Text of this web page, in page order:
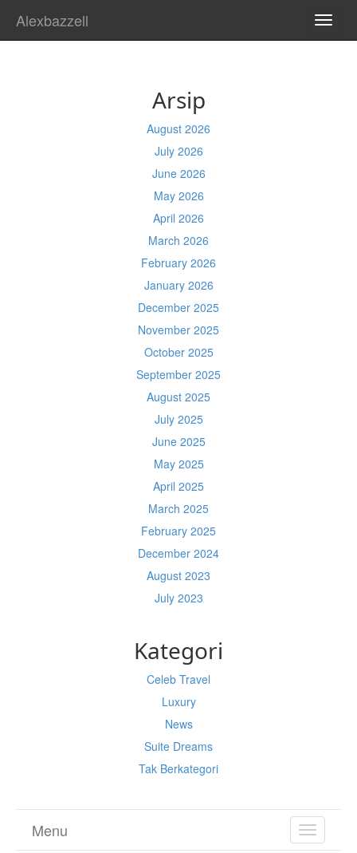
Alexbazzell
Arsip
August 2026
July 2026
June 2026
May 2026
April 2026
March 2026
February 2026
January 2026
December 2025
November 2025
October 2025
September 2025
August 2025
July 2025
June 2025
May 2025
April 2025
March 2025
February 2025
December 2024
August 2023
July 2023
Kategori
Celeb Travel
Luxury
News
Suite Dreams
Tak Berkategori
TOGGLE
Menu